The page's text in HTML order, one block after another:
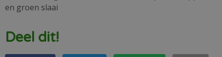
en groen slaai
Deel dit!